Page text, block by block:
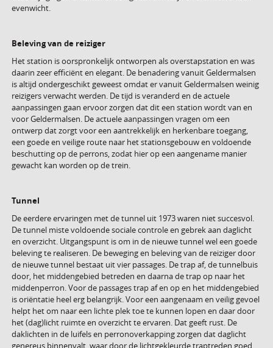
evenwicht.
Beleving van de reiziger
Het station is oorspronkelijk ontworpen als overstapstation en was
daarin zeer efficiënt en elegant. De benadering vanuit Geldermalsen
is altijd ondergeschikt geweest omdat er vanuit Geldermalsen weinig
reizigers verwacht werden. De tijd is veranderd en de actuele
aanpassingen gaan ervoor zorgen dat dit een station wordt van en
voor Geldermalsen. De actuele aanpassingen vragen om een
ontwerp dat zorgt voor een aantrekkelijk en herkenbare toegang,
een goede en veilige route naar het stationsgebouw en voldoende
beschutting op de perrons, zodat hier op een aangename manier
gewacht kan worden op de trein.
Tunnel
De eerdere ervaringen met de tunnel uit 1973 waren niet succesvol.
De tunnel miste voldoende sociale controle en gebrek aan daglicht
en overzicht. Uitgangspunt is om in de nieuwe tunnel wel een goede
beleving te realiseren. De beweging en beleving van de reiziger door
de nieuwe tunnel bestaat uit vier passages. De trap af, de tunnelbuis
door, het middengebied betreden en daarna de trap op naar het
middenperron. Voor de passages trap af en op en het middengebied
is oriëntatie heel erg belangrijk. Voor een aangenaam en veilig gevoel
helpt het om naar een lichte plek toe te kunnen lopen en daar door
het (dag)licht ruimte en overzicht te ervaren. Dat geeft rust. De
daklichten in de luifels en perronoverkapping zorgen dat daglicht
genereus binnenvalt, waar door de lichtgekleurde traptreden goed